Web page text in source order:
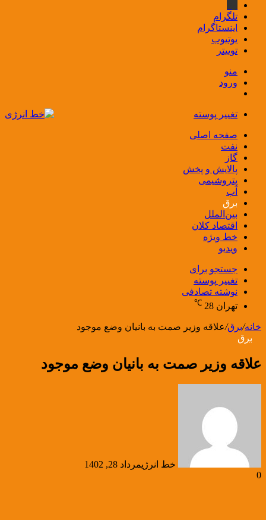
تلگرام
اینستاگرام
یوتیوب
توییتر
منو
ورود
تغییر پوسته
صفحه اصلی
نفت
گاز
پالایش و پخش
پتروشیمی
آب
برق
بین‌الملل
اقتصاد کلان
خط ویژه
ویدیو
جستجو برای
تغییر پوسته
نوشته تصادفی
تهران 28
℃
خانه/برق/علاقه وزیر صمت به بانیان وضع موجود
برق
علاقه وزیر صمت به بانیان وضع موجود
خط انرژیمرداد 28, 1402
0